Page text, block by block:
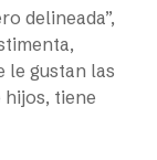
delineada”,
le gustan las
hijos, tiene